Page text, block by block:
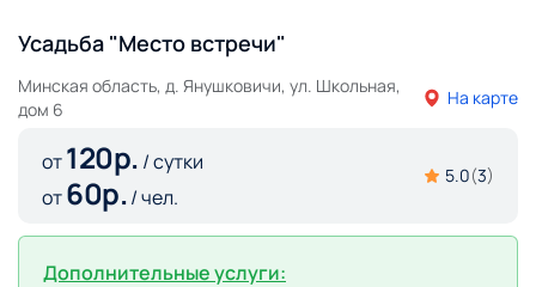
Усадьба "Место встречи"
Минская область, д. Янушковичи, ул. Школьная,
дом 6
На карте
от120р. / сутки
от60р./ чел.
5.0(3)
Дополнительные услуги: